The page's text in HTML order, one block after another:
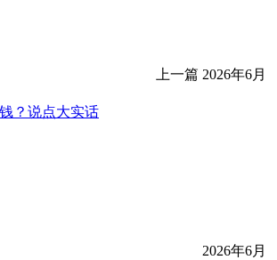
上一篇 2026年6月
？说点大实话
2026年6月